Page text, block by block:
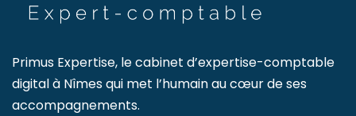
Primus Expertise, le cabinet d’expertise-comptable
digital à Nîmes qui met l’humain au cœur de ses
accompagnements.